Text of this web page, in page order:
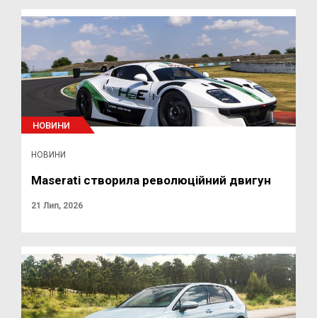
НОВИНИ
НОВИНИ
Maserati створила революційний двигун
21 Лип, 2026